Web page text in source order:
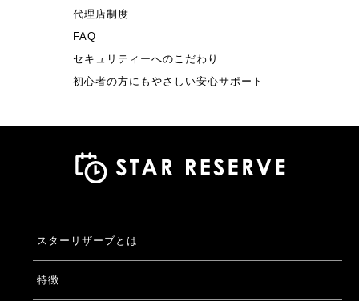
代理店制度
FAQ
セキュリティーへのこだわり
初心者の方にもやさしい安心サポート
スターリザーブとは
特徴